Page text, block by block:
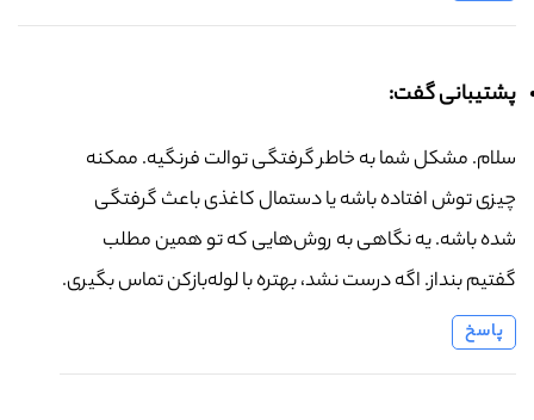
پشتیبانی گفت:
سلام. مشکل شما به خاطر گرفتگی توالت فرنگیه. ممکنه
چیزی توش افتاده باشه یا دستمال کاغذی باعث گرفتگی
شده باشه. یه نگاهی به روش‌هایی که تو همین مطلب
گفتیم بنداز. اگه درست نشد، بهتره با لوله‌بازکن تماس بگیری.
پاسخ